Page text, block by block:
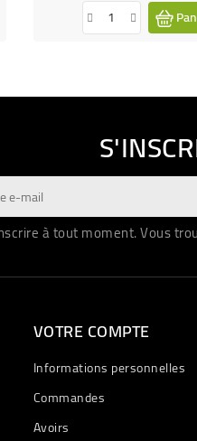
à tout moment. Vous
VOTRE COMPTE
Informations personnelles
Commandes
Avoirs